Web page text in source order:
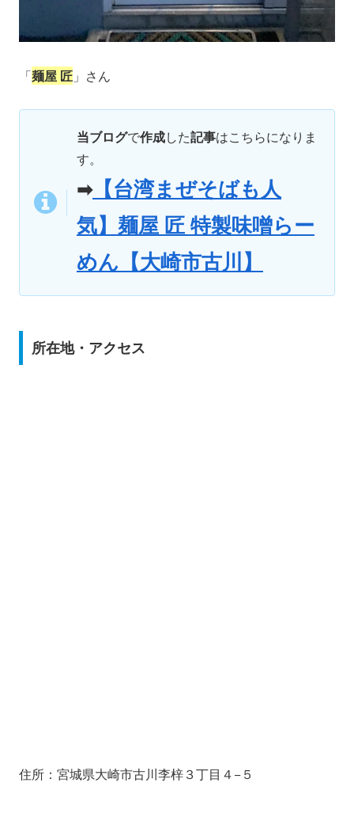
「麺屋 匠 」さん
当ブログで作成した記事はこちらになりま
す。
➡【台湾まぜそばも人
気】麺屋 匠 特製味噌らー
めん【大崎市古川】
所在地・アクセス
住所：宮城県大崎市古川李梓３丁目４−５